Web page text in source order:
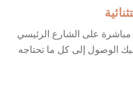
مباشرة على الشارع الرئيسي
الوصول إلى كل ما تحتاجه